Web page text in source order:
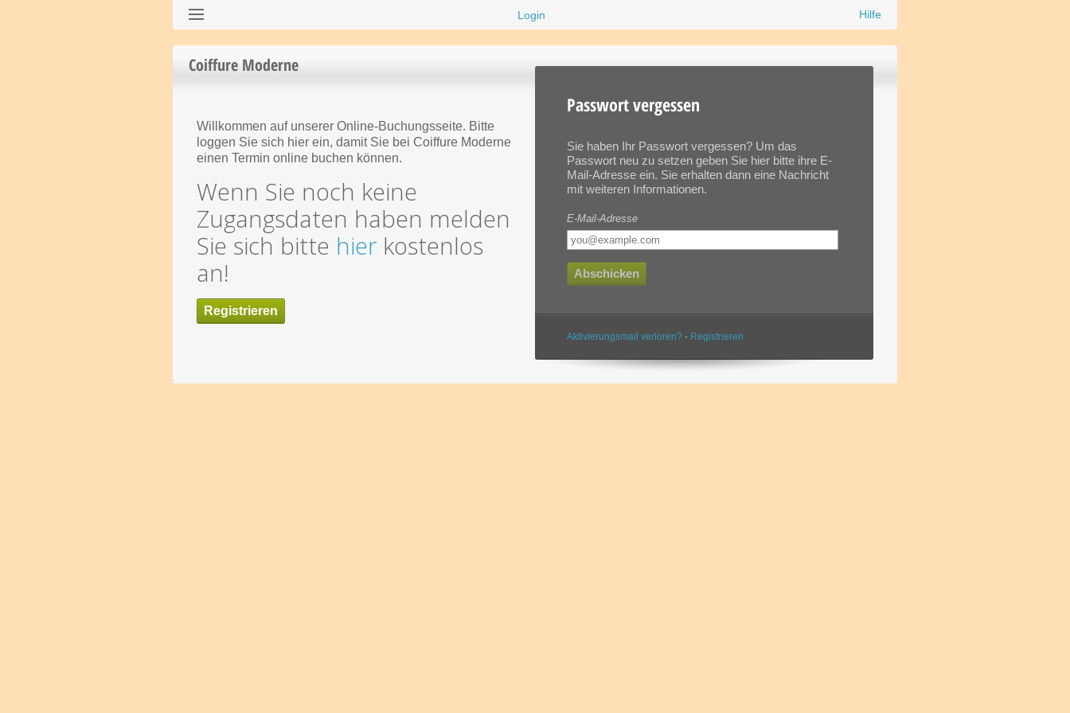
Login Hilfe
Coiffure Moderne
Willkommen auf unserer Online-Buchungsseite. Bitte
loggen Sie sich hier ein, damit Sie bei Coiffure Moderne
einen Termin online buchen können.
Wenn Sie noch keine
Zugangsdaten haben melden
Sie sich bitte hier kostenlos
an!
Registrieren
Passwort vergessen
Sie haben Ihr Passwort vergessen? Um das
Passwort neu zu setzen geben Sie hier bitte ihre E-
Mail-Adresse ein. Sie erhalten dann eine Nachricht
mit weiteren Informationen.
E-Mail-Adresse
Abschicken
Aktivierungsmail verloren? · Registrieren